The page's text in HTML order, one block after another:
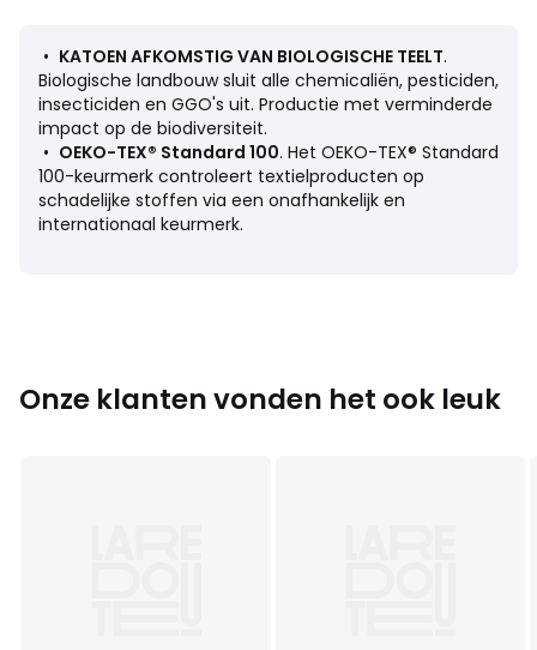
Maten 3 jaar - 94 cm, 4 jaar - 102 cm, 5 jaar - 108 cm, 6
jaar - 114 cm, 8 jaar - 126 cm, 10 jaar - 138 cm, 12 jaar - 150
cm
• KATOEN AFKOMSTIG VAN BIOLOGISCHE TEELT.
Biologische landbouw sluit alle chemicaliën, pesticiden,
insecticiden en GGO's uit. Productie met verminderde
impact op de biodiversiteit.
• OEKO-TEX® Standard 100. Het OEKO-TEX® Standard
100-keurmerk controleert textielproducten op
schadelijke stoffen via een onafhankelijk en
internationaal keurmerk.
Onze klanten vonden het ook leuk